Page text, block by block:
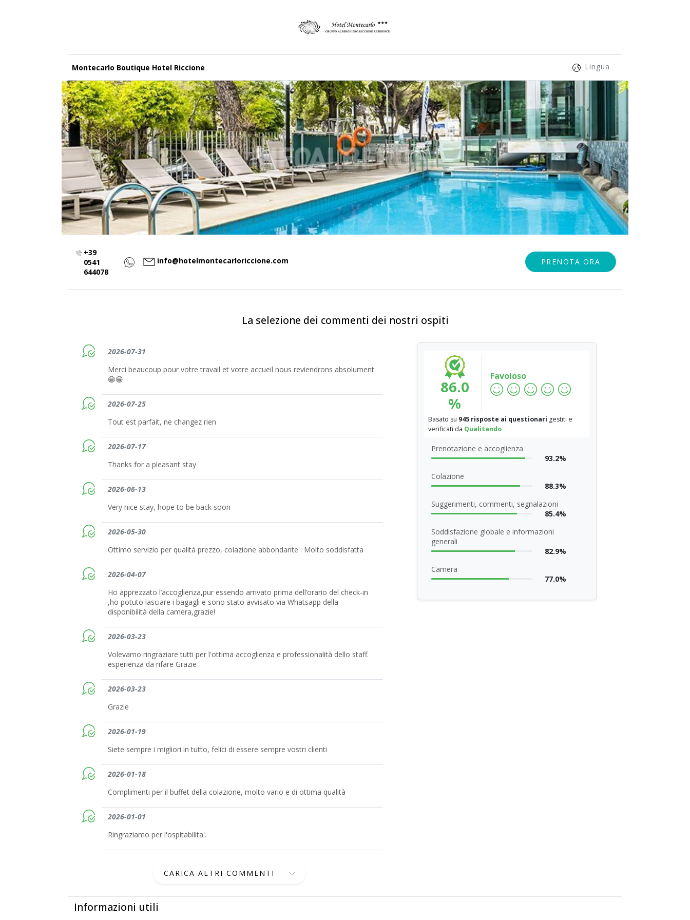
Montecarlo Boutique Hotel Riccione Lingua
+39
0541
644078
info@hotelmontecarloriccione.com PRENOTA ORA
La selezione dei commenti dei nostri ospiti
2026-07-31
Merci beaucoup pour votre travail et votre accueil nous reviendrons absolument
😁😁
2026-07-25
Tout est parfait, ne changez rien
2026-07-17
Thanks for a pleasant stay
2026-06-13
Very nice stay, hope to be back soon
2026-05-30
Ottimo servizio per qualità prezzo, colazione abbondante . Molto soddisfatta
2026-04-07
Ho apprezzato l’accoglienza,pur essendo arrivato prima dell’orario del check-in
,ho potuto lasciare i bagagli e sono stato avvisato via Whatsapp della
disponibilità della camera,grazie!
2026-03-23
Volevamo ringraziare tutti per l'ottima accoglienza e professionalità dello staff.
esperienza da rifare Grazie
2026-03-23
Grazie
2026-01-19
Siete sempre i migliori in tutto, felici di essere sempre vostri clienti
2026-01-18
Complimenti per il buffet della colazione, molto vario e di ottima qualità
2026-01-01
Ringraziamo per l'ospitabilita'.
CARICA ALTRI COMMENTI
86.0
%
Favoloso
Basato su 945 risposte ai questionari gestiti e
verificati da Qualitando
Prenotazione e accoglienza
93.2%
Colazione
88.3%
Suggerimenti, commenti, segnalazioni
85.4%
Soddisfazione globale e informazioni
generali
82.9%
Camera
77.0%
Informazioni utili